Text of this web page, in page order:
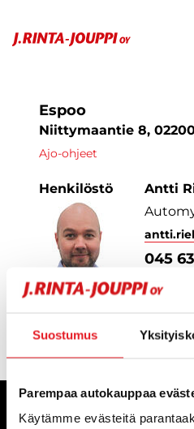
Suostumus
Parempaa autokauppaa
Käytämme evästeitä
Espoo
Niittymaantie 8,
Ajo-ohjeet
Henkilöstö
Antti
045
KATSO TOIMIPISTE JA
YRITYS